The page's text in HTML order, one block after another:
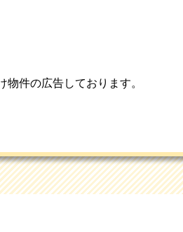
件の広告しております。